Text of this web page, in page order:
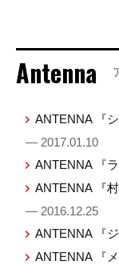
Antenna
ANTENNA 『
— 2017.01.10
ANTENNA 『
ANTENNA 『
— 2016.12.25
ANTENNA 『
ANTENNA 『